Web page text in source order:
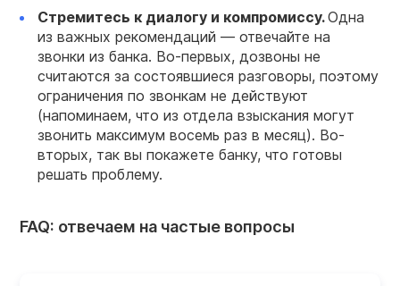
Стремитесь к диалогу и компромиссу.Одна
из важных рекомендаций — отвечайте на
звонки из банка. Во-первых, дозвоны не
считаются за состоявшиеся разговоры, поэтому
ограничения по звонкам не действуют
(напоминаем, что из отдела взыскания могут
звонить максимум восемь раз в месяц). Во-
вторых, так вы покажете банку, что готовы
решать проблему.
FAQ: отвечаем на частые вопросы